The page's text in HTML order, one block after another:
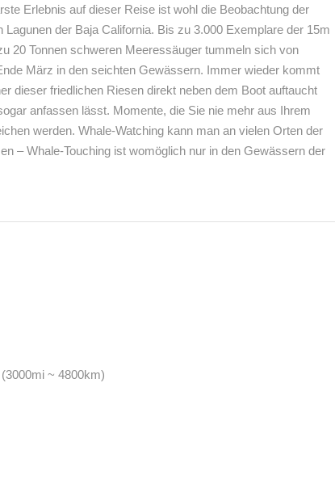
Erlebnis auf dieser Reise ist wohl die Beobachtung der
Lagunen der Baja California. Bis zu 3.000 Exemplare der 15m
20 Tonnen schweren Meeressäuger tummeln sich von
März in den seichten Gewässern. Immer wieder kommt
dieser friedlichen Riesen direkt neben dem Boot auftaucht
anfassen lässt. Momente, die Sie nie mehr aus Ihrem
werden. Whale-Watching kann man an vielen Orten der
– Whale-Touching ist womöglich nur in den Gewässern der
~ 4800km)